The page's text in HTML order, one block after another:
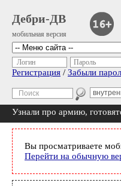
Дебри-ДВ
мобильная версия
Логин Пароль
Регистрация / Забыли
Узнали про армию,
Вы просматриваете
Перейти на обычную